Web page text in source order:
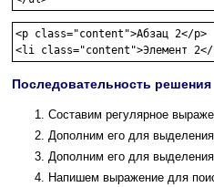
<p class="content">Абзац 2</p>
<li class="content">Элемент
Последовательность решения
Составим регулярное
Дополним его для
Дополним его для
Напишем выражение для